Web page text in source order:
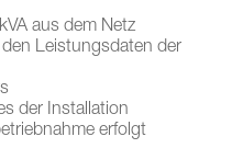
aus dem Netz
Leistungsdaten der
der Installation
erfolgt